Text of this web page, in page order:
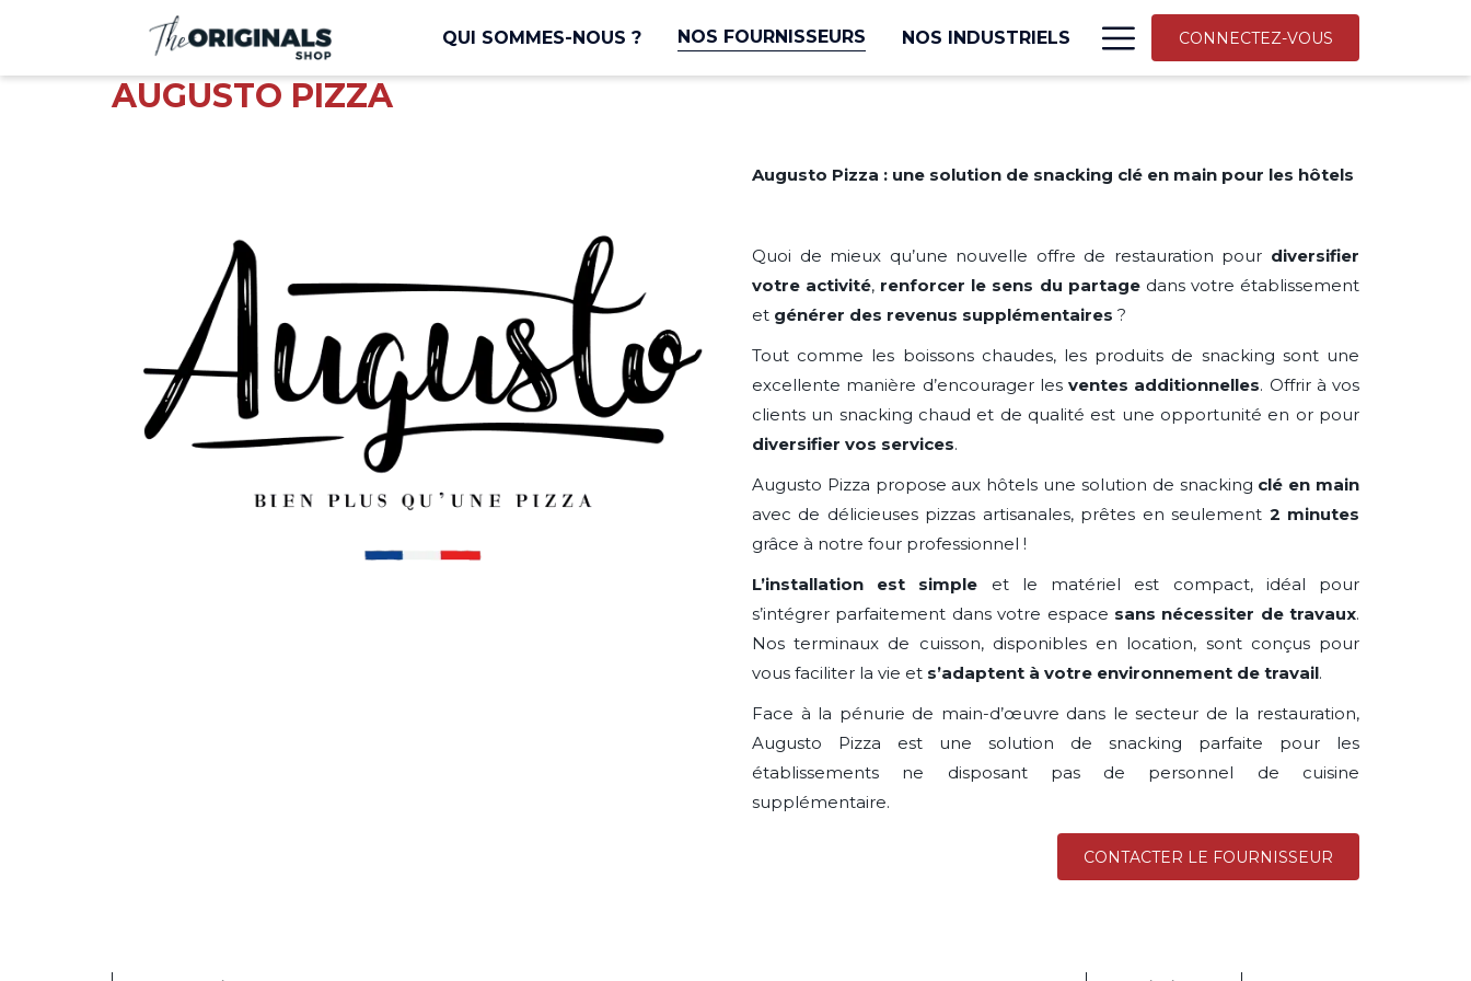
QUI SOMMES-NOUS ? NOS FOURNISSEURS NOS INDUSTRIELS More
link
CONNECTEZ-VOUS
AUGUSTO PIZZA
Augusto Pizza : une solution de snacking clé en main pour les hôtels
Quoi de mieux qu’une nouvelle offre de restauration pour diversifier
votre activité, renforcer le sens du partagedans votre établissement
et générer des revenus supplémentaires ?
Tout comme les boissons chaudes, les produits de snacking sont une
excellente manière d’encourager les ventes additionnelles. Offrir à vos
clients un snacking chaud et de qualité est une opportunité en or pour
diversifier vos services.
Augusto Pizza propose aux hôtels une solution de snacking clé en main
avec de délicieuses pizzas artisanales, prêtes en seulement 2 minutes
grâce à notre four professionnel !
L’installation est simple et le matériel est compact, idéal pour
s’intégrer parfaitement dans votre espace sans nécessiter de travaux.
Nos terminaux de cuisson, disponibles en location, sont conçus pour
vous faciliter la vie et s’adaptent à votre environnement de travail.
Face à la pénurie de main-d’œuvre dans le secteur de la restauration,
Augusto Pizza est une solution de snacking parfaite pour les
établissements ne disposant pas de personnel de cuisine
supplémentaire.
CONTACTER LE FOURNISSEUR